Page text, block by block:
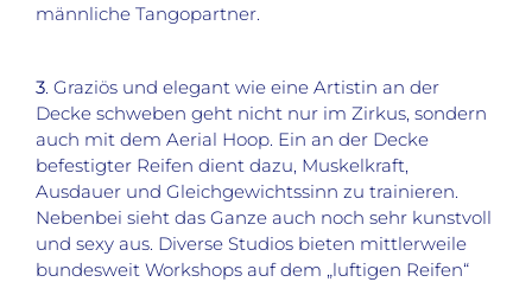
männliche Tangopartner.
3. Graziös und elegant wie eine Artistin an der
Decke schweben geht nicht nur im Zirkus, sondern
auch mit dem Aerial Hoop. Ein an der Decke
befestigter Reifen dient dazu, Muskelkraft,
Ausdauer und Gleichgewichtssinn zu trainieren.
Nebenbei sieht das Ganze auch noch sehr kunstvoll
und sexy aus. Diverse Studios bieten mittlerweile
bundesweit Workshops auf dem „luftigen Reifen“